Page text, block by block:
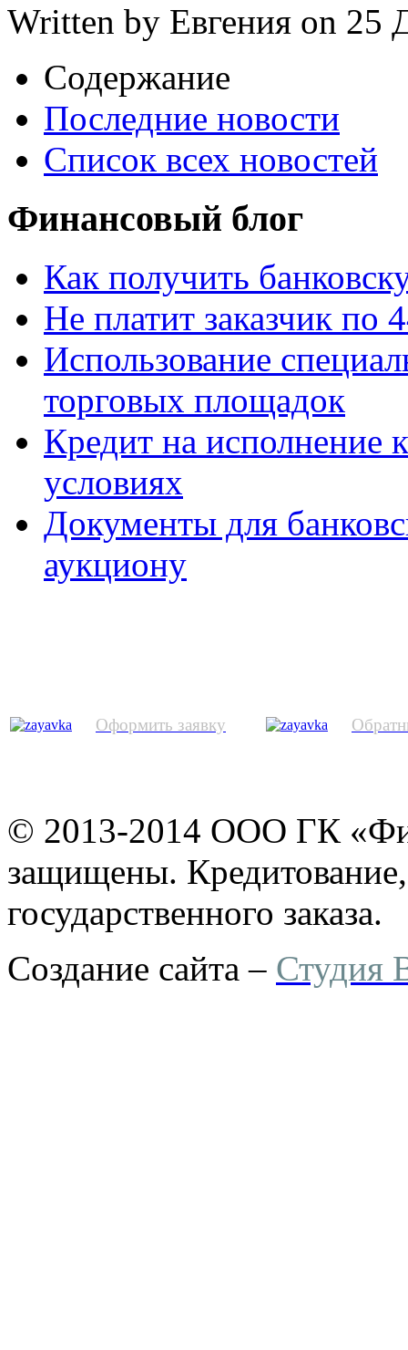
Written by Евгения on 25
Содержание
Последние новости
Список всех новостей
Финансовый блог
Как получить
Не платит заказчик по
Использование
торговых площадок
Кредит на исполнение
условиях
Документы для
аукциону
Оформить заявку
© 2013-2014 ООО ГК
защищены.
государственного заказа.
Создание сайта – Студия